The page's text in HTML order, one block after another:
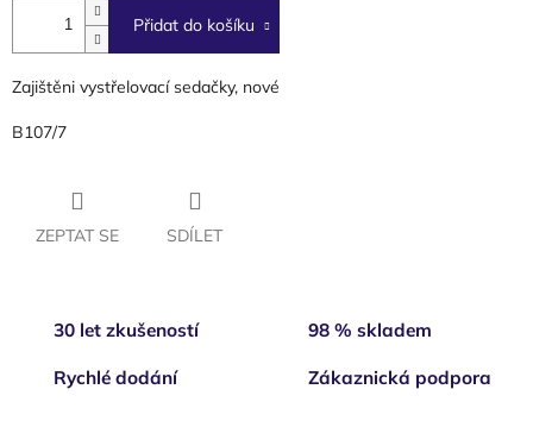
Přidat do košíku
Zajištěni vystřelovací sedačky, nové
B107/7
ZEPTAT SE SDÍLET
30 let zkušeností 98 % skladem
Rychlé dodání Zákaznická podpora